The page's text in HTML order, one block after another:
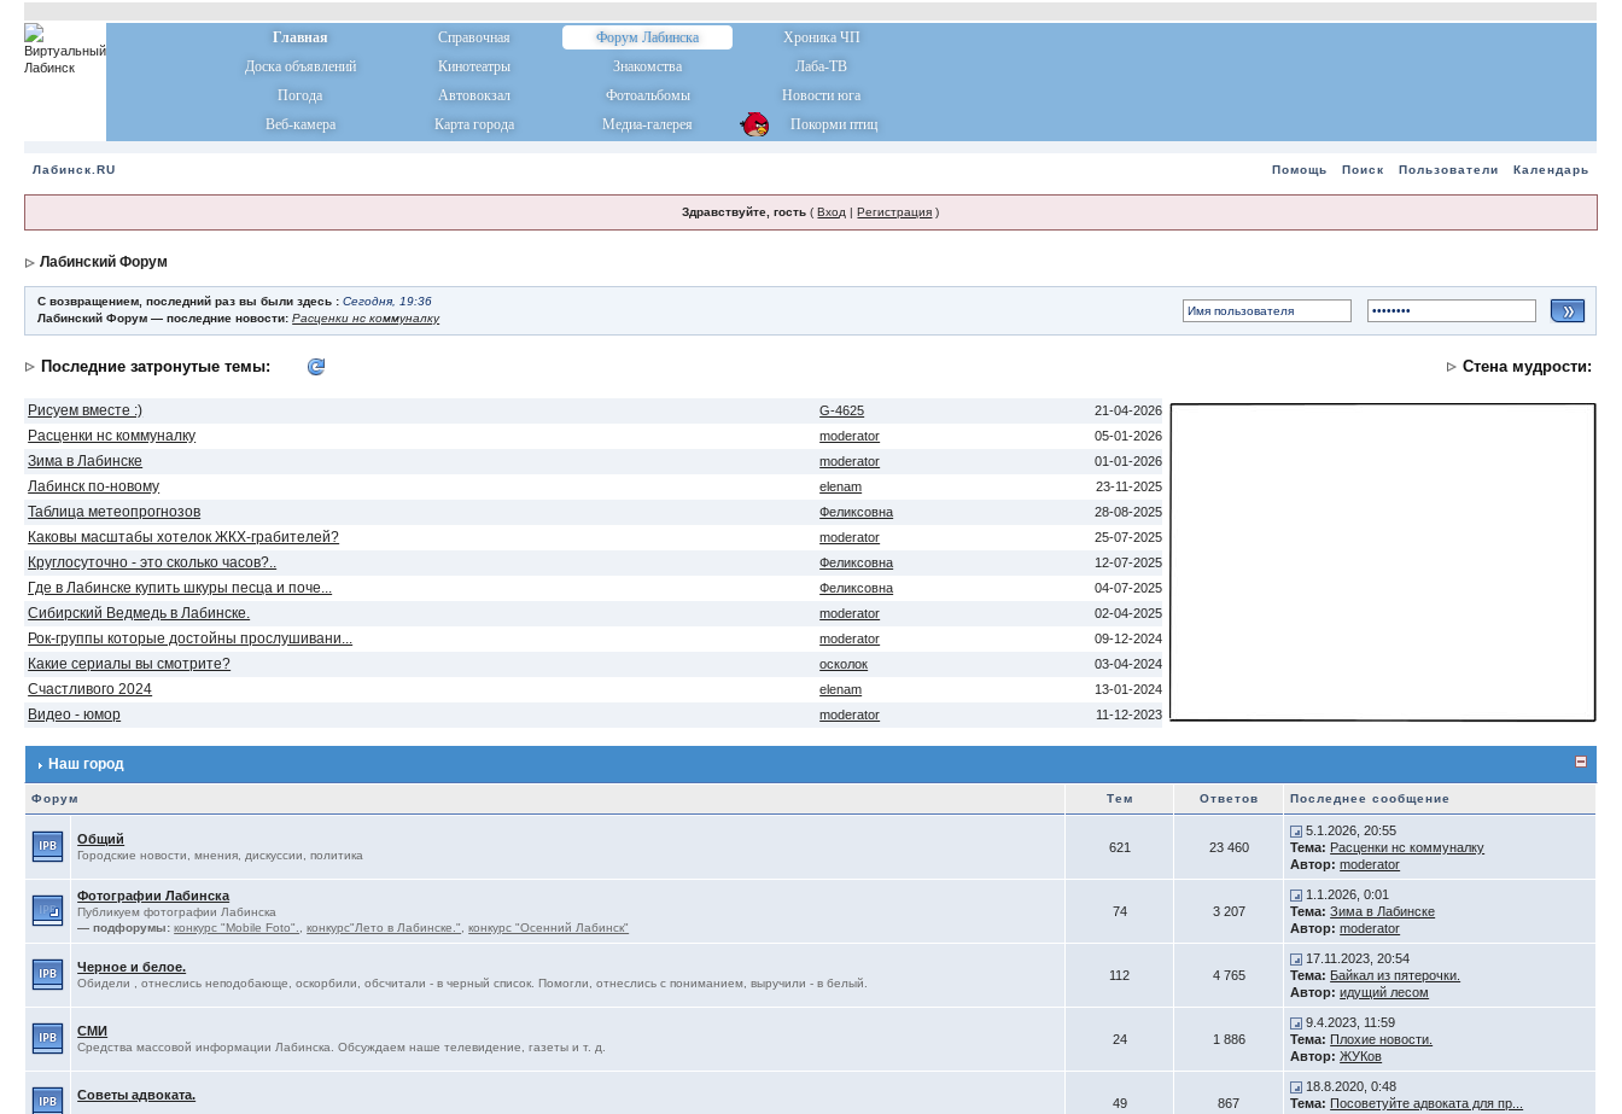
Главная Справочная Форум Лабинска
Хроника ЧП
Доска объявлений
Кинотеатры Знакомства
Лаба-ТВ
Погода
Автовокзал Фотоальбомы
Новости юга
Веб-камера
Карта города Медиа-галерея Покорми птиц
Лабинск.RU Помощь Поиск Пользователи Календарь
Здравствуйте, гость (Вход |Регистрация )
Лабинский Форум
С возвращением, последний раз вы были здесь :Сегодня, 19:36
Лабинский Форум — последние новости:Расценки нс коммуналку
Последние затронутые темы: Стена мудрости:
Рисуем вместе :) G-4625 21-04-2026
Расценки нс коммуналку moderator 05-01-2026
Зима в Лабинске moderator 01-01-2026
Лабинск по-новому elenam 23-11-2025
Таблица метеопрогнозов Феликсовна 28-08-2025
Каковы масштабы хотелок ЖКХ-грабителей? moderator 25-07-2025
Круглосуточно - это сколько часов?.. Феликсовна 12-07-2025
Где в Лабинске купить шкуры песца и поче... Феликсовна 04-07-2025
Сибирский Ведмедь в Лабинске. moderator 02-04-2025
Рок-группы которые достойны прослушивани... moderator 09-12-2024
Какие сериалы вы смотрите? осколок 03-04-2024
Счастливого 2024 elenam 13-01-2024
Видео - юмор moderator 11-12-2023
Наш город
Форум Тем Ответов Последнее сообщение
Общий
Городские новости, мнения, дискуссии, политика
621 23 460
5.1.2026, 20:55
Тема: Расценки нс коммуналку
Автор: moderator
Фотографии Лабинска
Публикуем фотографии Лабинска
— подфорумы: конкурс "Mobile Foto". ,конкурс"Лето в Лабинске." ,конкурс "Осенний Лабинск"
74 3 207
1.1.2026, 0:01
Тема: Зима в Лабинске
Автор: moderator
Черное и белое.
Обидели , отнеслись неподобающе, оскорбили, обсчитали - в черный список. Помогли, отнеслись с пониманием, выручили - в белый.
112 4 765
17.11.2023, 20:54
Тема: Байкал из пятерочки.
Автор: идущий лесом
СМИ
Средства массовой информации Лабинска. Обсуждаем наше телевидение, газеты и т. д.
24 1 886
9.4.2023, 11:59
Тема: Плохие новости.
Автор: ЖУКов
Советы адвоката.
49 867
18.8.2020, 0:48
Тема: Посоветуйте адвоката для пр...